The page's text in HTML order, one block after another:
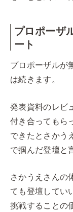
プロポーザ
ート
プロポーザルが
は続きます。
発表資料のレビ
付き合ってもら
できたとさかう
で掴んだ登壇と
さかうえさんの
ても登壇してい
挑戦することの